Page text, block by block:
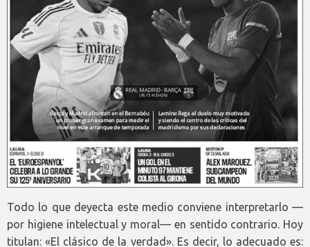
Todo lo que deyecta este medio conviene interpretarlo —
por higiene intelectual y moral— en sentido contrario. Hoy
titulan: «El clásico de la verdad». Es decir, lo adecuado es: